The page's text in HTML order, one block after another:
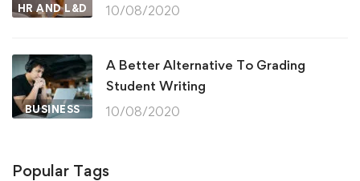
HR AND L&D 10/08/2020
BUSINESS
A Better Alternative To Grading
Student Writing
10/08/2020
Popular Tags